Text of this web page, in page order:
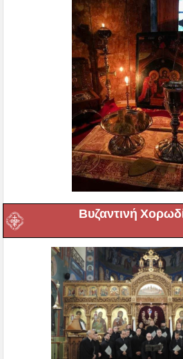
Βυζαντινή